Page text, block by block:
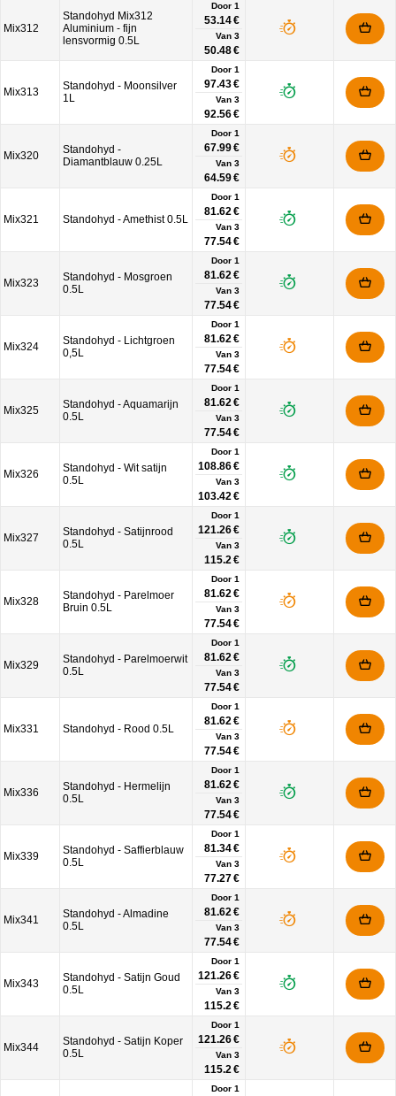
Mix312
Standohyd Mix312
Aluminium - fijn
lensvormig 0.5L
Door 1
53.14 €
Van 3
50.48 €
Mix313
Standohyd - Moonsilver
1L
Door 1
97.43 €
Van 3
92.56 €
Mix320
Standohyd -
Diamantblauw 0.25L
Door 1
67.99 €
Van 3
64.59 €
Mix321 Standohyd - Amethist 0.5L
Door 1
81.62 €
Van 3
77.54 €
Mix323
Standohyd - Mosgroen
0.5L
Door 1
81.62 €
Van 3
77.54 €
Mix324
Standohyd - Lichtgroen
0,5L
Door 1
81.62 €
Van 3
77.54 €
Mix325
Standohyd - Aquamarijn
0.5L
Door 1
81.62 €
Van 3
77.54 €
Mix326
Standohyd - Wit satijn
0.5L
Door 1
108.86 €
Van 3
103.42 €
Mix327
Standohyd - Satijnrood
0.5L
Door 1
121.26 €
Van 3
115.2 €
Mix328
Standohyd - Parelmoer
Bruin 0.5L
Door 1
81.62 €
Van 3
77.54 €
Mix329
Standohyd - Parelmoerwit
0.5L
Door 1
81.62 €
Van 3
77.54 €
Mix331 Standohyd - Rood 0.5L
Door 1
81.62 €
Van 3
77.54 €
Mix336
Standohyd - Hermelijn
0.5L
Door 1
81.62 €
Van 3
77.54 €
Mix339
Standohyd - Saffierblauw
0.5L
Door 1
81.34 €
Van 3
77.27 €
Mix341
Standohyd - Almadine
0.5L
Door 1
81.62 €
Van 3
77.54 €
Mix343
Standohyd - Satijn Goud
0.5L
Door 1
121.26 €
Van 3
115.2 €
Mix344
Standohyd - Satijn Koper
0.5L
Door 1
121.26 €
Van 3
115.2 €
Door 1